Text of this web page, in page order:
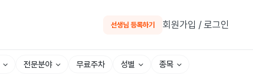
선생님 등록하기 회원가입 / 로그인
전문분야 무료주차 성별 종목